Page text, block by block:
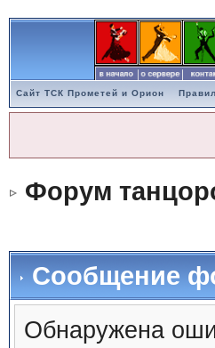
Сайт ТСК Прометей и Орион
Форум
Сообщение
Обнаружена